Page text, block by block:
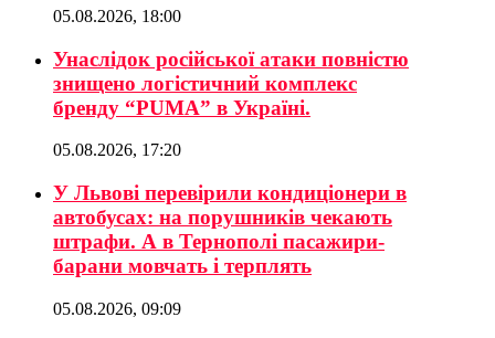
05.08.2026, 18:00
Унаслідок російської атаки повністю
знищено логістичний комплекс
бренду “PUMA” в Україні.
05.08.2026, 17:20
У Львові перевірили кондиціонери в
автобусах: на порушників чекають
штрафи. А в Тернополі пасажири-
барани мовчать і терплять
05.08.2026, 09:09